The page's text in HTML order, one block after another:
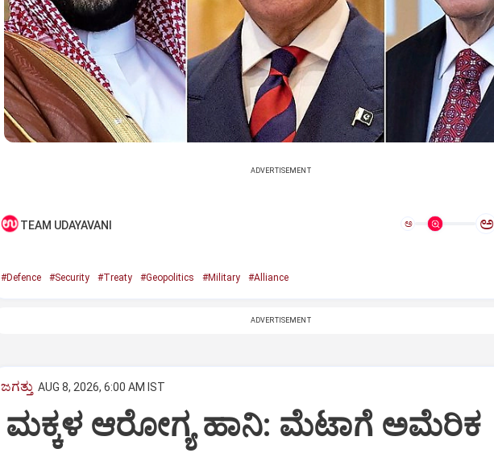
ADVERTISEMENT
TEAM UDAYAVANI ಅ ಅ
#Defence #Security #Treaty #Geopolitics #Military #Alliance
ADVERTISEMENT
ಜಗತ್ತು AUG 8, 2026, 6:00 AM IST
ಮಕ್ಕಳ ಆರೋಗ್ಯ ಹಾನಿ: ಮೆಟಾಗೆ ಅಮೆರಿಕ